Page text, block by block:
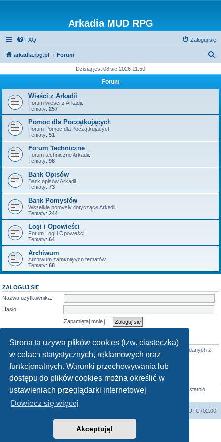
Strona ta używa plików cookies (tzw. ciasteczka)
w celach statystycznych, reklamowych oraz
funkcjonalnych. Warunki przechowywania lub
dostępu do plików cookies można określić w
ustawieniach przeglądarki internetowej.
Dowiedz się więcej
Akceptuję!
Arkadia MUD RPG
FAQ Zaloguj się
arkadia.rpg.pl Forum
k
j
Dzisiaj jest 08 sie 2026 11:50
Forum
Wieści z Arkadii
Forum wieści z Arkadii.
Tematy: 257
Pomoc dla Początkujących
Forum Pomoc dla Początkujących.
Tematy: 51
Forum Techniczne
Forum techniczne Arkadii.
Tematy: 98
Bank Opisów
Bank opisów Arkadii.
Tematy: 73
Bank Pomysłów
Wszelkie pomysły dotyczące Arkadii.
Tematy: 244
Logi i Opowieści
Forum Logi i Opowieści.
Tematy: 64
Archiwum
Archiwum zamkniętych tematów.
Tematy: 68
ZALOGUJ SIĘ
Nazwa użytkownika:
Hasło:
Zapamiętaj mnie
KTO JEST ONLINE
użytkowników online :: 2 zarejestrowanych, 0 ukrytych i 17 gości (wg danych z
ostatnich 5 minut)
Najwięcej użytkowników (
3712) było online 07 mar 2026 22:02
STATYSTYKI
Liczba postów:58683• Liczba tematów:855• Liczba użytkowników:
• Ostatnio
zarejestrowany użytkownik:
Horst
UTC+02:00
Technologię dostarczaphpBB® Forum Software © phpBB Limited
Polski pakiet językowy dostarcza